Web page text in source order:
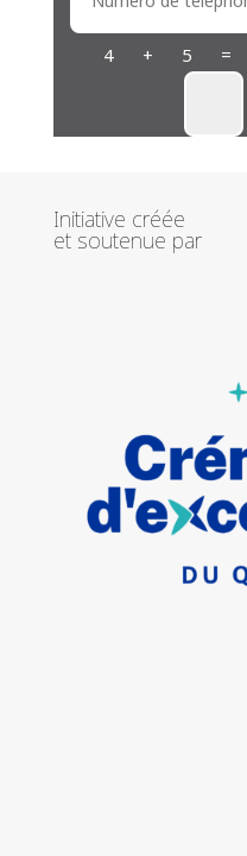
4 + 5 =
Initiative créée
et soutenue par